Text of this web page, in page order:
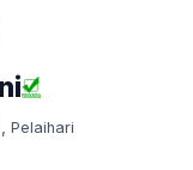
Pelaihari